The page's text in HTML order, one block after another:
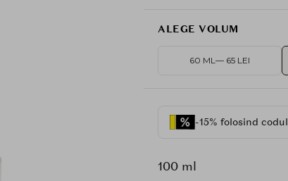
ALEGE VOLUM
60 ML — 65 LEI
-15% folosind codul
100 ml